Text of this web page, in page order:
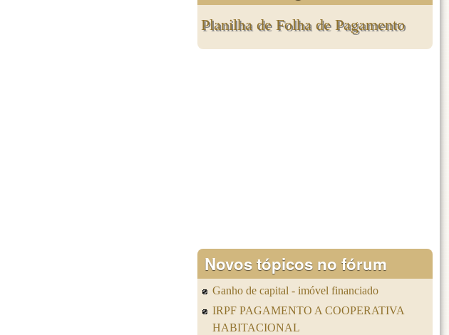
Planilha de Folha de Pagamento
Novos tópicos no fórum
Ganho de capital - imóvel financiado
IRPF PAGAMENTO A COOPERATIVA
HABITACIONAL